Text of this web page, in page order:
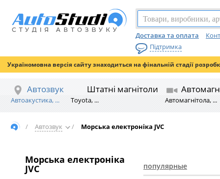
Доставка та оплата
Підтримка
Україномовна версія сайту знаходиться на фінальній стадії
Автозвук
Автоакустика, ...
Штатні магнітоли
Toyota, ... Автомагнітола, ...
/ Автозвук / Морська електроніка JVC
Морська електроніка
JVC
популярные